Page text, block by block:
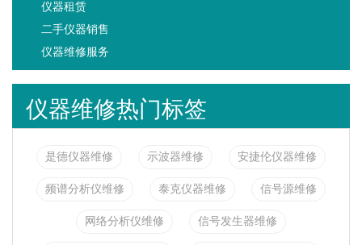
仪器租赁
二手仪器销售
仪器维修服务
仪器维修热门标签
是德仪器维修 示波器维修 安捷伦仪器维修
频谱分析仪维修 泰克仪器维修 信号源维修
网络分析仪维修 信号发生器维修